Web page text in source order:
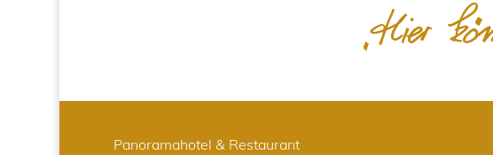
Panoramahotel & Restaurant